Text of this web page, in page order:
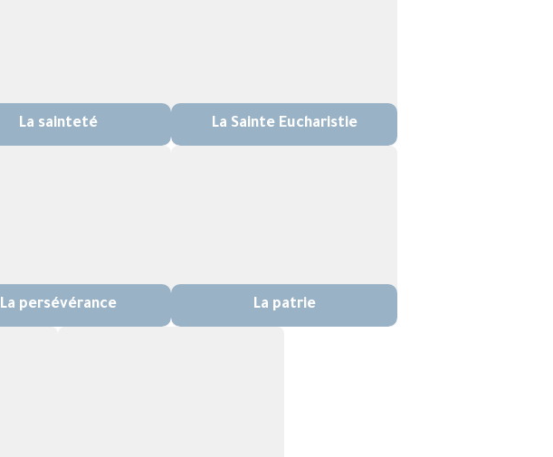
La sainteté La Sainte Eucharistie
La persévérance La patrie